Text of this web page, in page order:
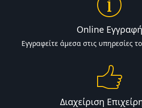
Online Εγγραφή
Εγγραφείτε άμεσα στις υπηρεσίες
Διαχείριση